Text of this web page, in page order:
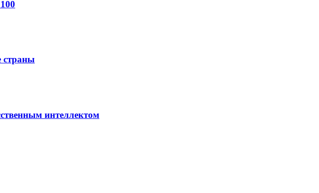
страны
интеллектом